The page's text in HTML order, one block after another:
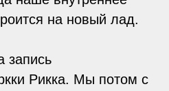
на новый лад.
запись
Рикка. Мы потом с